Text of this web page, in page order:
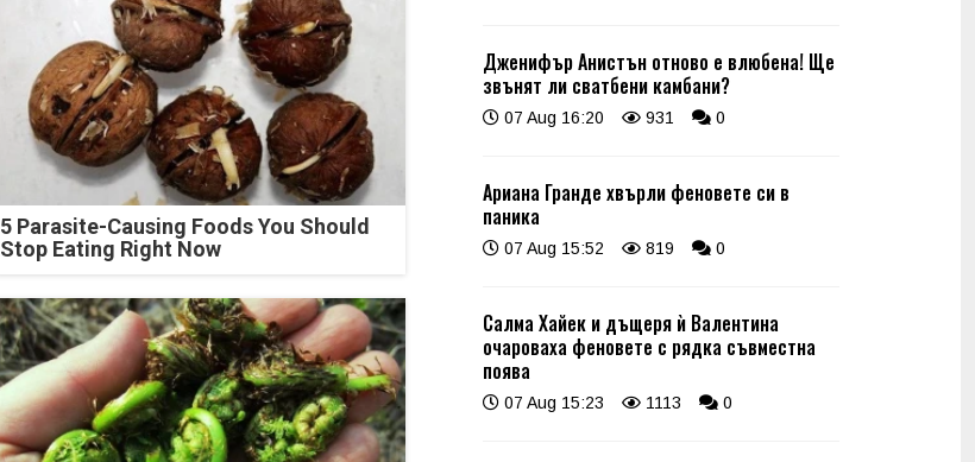
5 Parasite-Causing Foods You Should
Stop Eating Right Now
Дженифър Анистън отново е влюбена! Ще
звънят ли сватбени камбани?
07 Aug 16:20 931 0
Ариана Гранде хвърли феновете си в
паника
07 Aug 15:52 819 0
Салма Хайек и дъщеря ѝ Валентина
очароваха феновете с рядка съвместна
поява
07 Aug 15:23 1113 0